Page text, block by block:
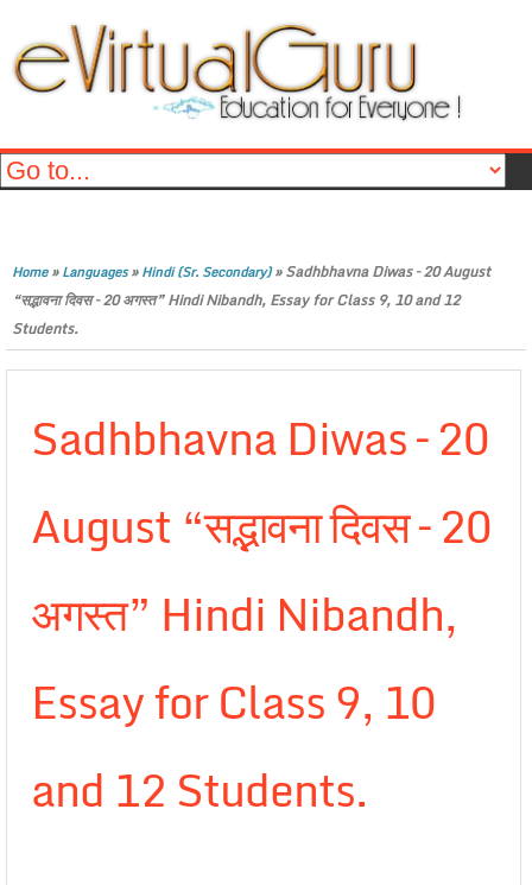
Home»Languages»Hindi (Sr. Secondary)»Sadhbhavna Diwas – 20 August
“सद्भावना दिवस – 20 अगस्त” Hindi Nibandh, Essay for Class 9, 10 and 12
Students.
Sadhbhavna Diwas – 20
August “सद्भावना दिवस – 20
अगस्त” Hindi Nibandh,
Essay for Class 9, 10
and 12 Students.